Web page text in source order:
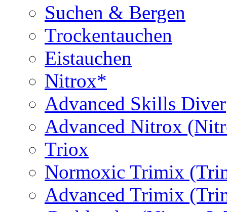
Suchen & Bergen
Trockentauchen
Eistauchen
Nitrox*
Advanced Skills Diver
Advanced Nitrox
Triox
Normoxic Trimix
Advanced Trimix